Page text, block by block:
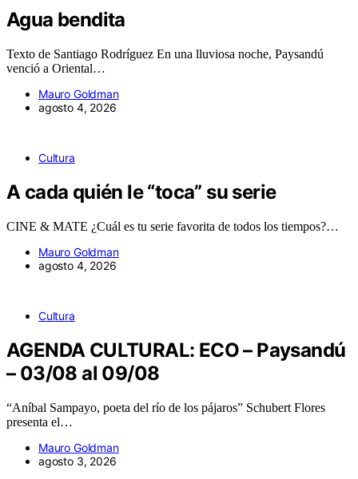
Agua bendita
Texto de Santiago Rodríguez En una lluviosa noche, Paysandú
venció a Oriental…
Mauro Goldman
agosto 4, 2026
Cultura
A cada quién le “toca” su serie
CINE & MATE ¿Cuál es tu serie favorita de todos los tiempos?…
Mauro Goldman
agosto 4, 2026
Cultura
AGENDA CULTURAL: ECO – Paysandú
– 03/08 al 09/08
“Aníbal Sampayo, poeta del río de los pájaros” Schubert Flores
presenta el…
Mauro Goldman
agosto 3, 2026